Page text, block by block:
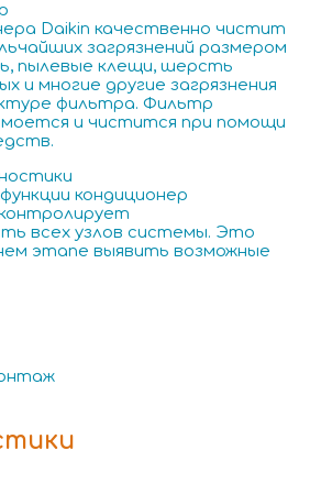
Daikin качественно чистит
загрязнений размером
пылевые клещи, шерсть
и многие другие загрязнения
фильтра. Фильтр
моется и чистится при помощи
кондиционер
всех узлов системы. Это
этапе выявить возможные